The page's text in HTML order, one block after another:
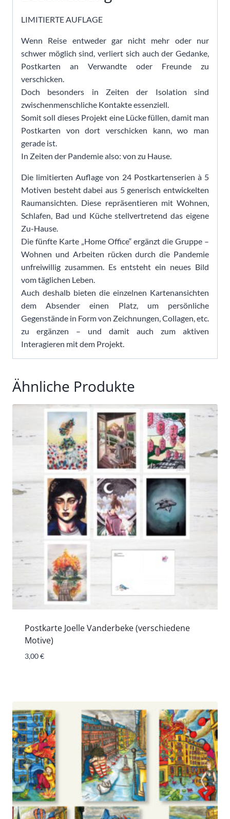
LIMITIERTE AUFLAGE
Wenn Reise entweder gar nicht mehr oder nur
schwer möglich sind, verliert sich auch der Gedanke,
Postkarten an Verwandte oder Freunde zu
verschicken.
Doch besonders in Zeiten der Isolation sind
zwischenmenschliche Kontakte essenziell.
Somit soll dieses Projekt eine Lücke füllen, damit man
Postkarten von dort verschicken kann, wo man
gerade ist.
In Zeiten der Pandemie also: von zu Hause.
Die limitierten Auflage von 24 Postkartenserien à 5
Motiven besteht dabei aus 5 generisch entwickelten
Raumansichten. Diese repräsentieren mit Wohnen,
Schlafen, Bad und Küche stellvertretend das eigene
Zu-Hause.
Die fünfte Karte „Home Office“ ergänzt die Gruppe –
Wohnen und Arbeiten rücken durch die Pandemie
unfreiwillig zusammen. Es entsteht ein neues Bild
vom täglichen Leben.
Auch deshalb bieten die einzelnen Kartenansichten
dem Absender einen Platz, um persönliche
Gegenstände in Form von Zeichnungen, Collagen, etc.
zu ergänzen – und damit auch zum aktiven
Interagieren mit dem Projekt.
Ähnliche Produkte
Postkarte Joelle Vanderbeke (verschiedene
Motive)
3,00€